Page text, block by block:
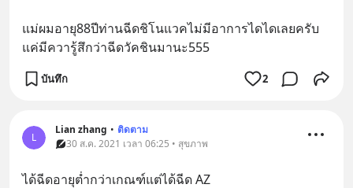
แม่ผมอายุ88ปีท่านฉีดชิโนแวคไม่มีอาการไดไดเลยครับ
แค่มีควารู้สึกว่าฉีดวัคชินมานะ555
บันทึก 2
L
Lian zhang • ติดตาม
30 ส.ค. 2021 เวลา 06:25 • สุขภาพ
ได้ฉีดอายุต่ำกว่าเกณฑ์แต่ได้ฉีด AZ